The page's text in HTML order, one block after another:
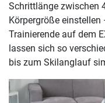
Schrittlänge zwischen
Körpergröße
Trainierende auf dem
lassen sich so
bis zum Skilanglauf